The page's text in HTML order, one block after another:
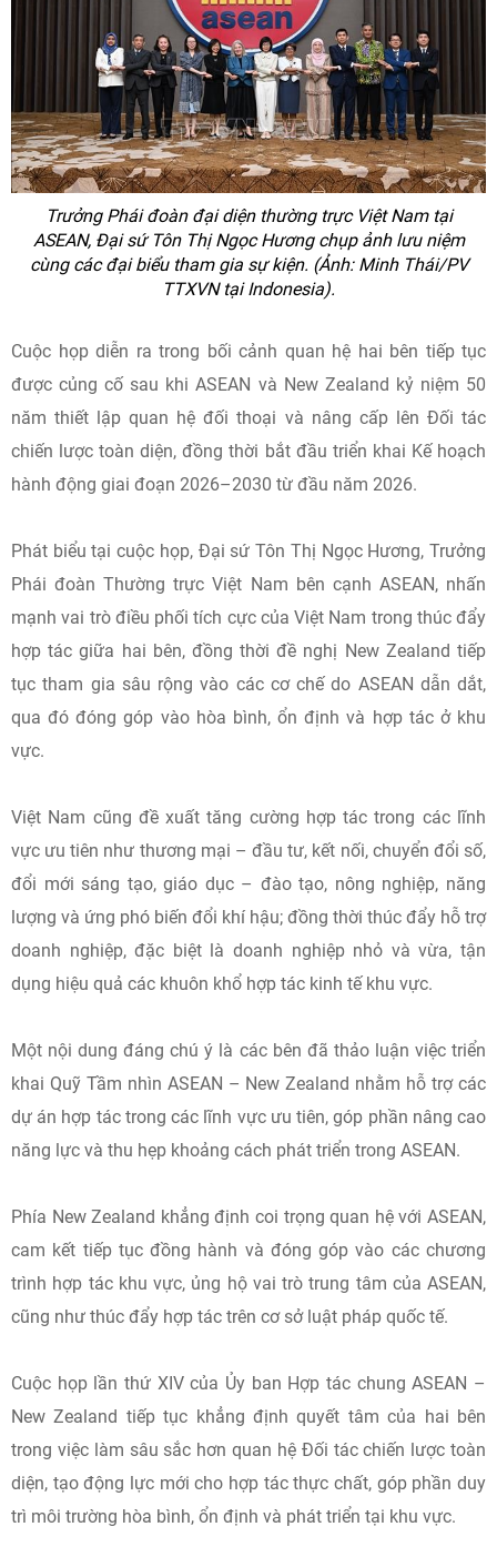
Trưởng Phái đoàn đại diện thường trực Việt Nam tại
ASEAN, Đại sứ Tôn Thị Ngọc Hương chụp ảnh lưu niệm
cùng các đại biểu tham gia sự kiện. (Ảnh: Minh Thái/PV
TTXVN tại Indonesia).
Cuộc họp diễn ra trong bối cảnh quan hệ hai bên tiếp tục
được củng cố sau khi ASEAN và New Zealand kỷ niệm 50
năm thiết lập quan hệ đối thoại và nâng cấp lên Đối tác
chiến lược toàn diện, đồng thời bắt đầu triển khai Kế hoạch
hành động giai đoạn 2026–2030 từ đầu năm 2026.
Phát biểu tại cuộc họp, Đại sứ Tôn Thị Ngọc Hương, Trưởng
Phái đoàn Thường trực Việt Nam bên cạnh ASEAN, nhấn
mạnh vai trò điều phối tích cực của Việt Nam trong thúc đẩy
hợp tác giữa hai bên, đồng thời đề nghị New Zealand tiếp
tục tham gia sâu rộng vào các cơ chế do ASEAN dẫn dắt,
qua đó đóng góp vào hòa bình, ổn định và hợp tác ở khu
vực.
Việt Nam cũng đề xuất tăng cường hợp tác trong các lĩnh
vực ưu tiên như thương mại – đầu tư, kết nối, chuyển đổi số,
đổi mới sáng tạo, giáo dục – đào tạo, nông nghiệp, năng
lượng và ứng phó biến đổi khí hậu; đồng thời thúc đẩy hỗ trợ
doanh nghiệp, đặc biệt là doanh nghiệp nhỏ và vừa, tận
dụng hiệu quả các khuôn khổ hợp tác kinh tế khu vực.
Một nội dung đáng chú ý là các bên đã thảo luận việc triển
khai Quỹ Tầm nhìn ASEAN – New Zealand nhằm hỗ trợ các
dự án hợp tác trong các lĩnh vực ưu tiên, góp phần nâng cao
năng lực và thu hẹp khoảng cách phát triển trong ASEAN.
Phía New Zealand khẳng định coi trọng quan hệ với ASEAN,
cam kết tiếp tục đồng hành và đóng góp vào các chương
trình hợp tác khu vực, ủng hộ vai trò trung tâm của ASEAN,
cũng như thúc đẩy hợp tác trên cơ sở luật pháp quốc tế.
Cuộc họp lần thứ XIV của Ủy ban Hợp tác chung ASEAN –
New Zealand tiếp tục khẳng định quyết tâm của hai bên
trong việc làm sâu sắc hơn quan hệ Đối tác chiến lược toàn
diện, tạo động lực mới cho hợp tác thực chất, góp phần duy
trì môi trường hòa bình, ổn định và phát triển tại khu vực.